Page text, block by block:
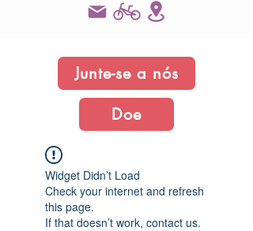
Junte-se a nós
Doe
Widget Didn’t Load
Check your internet and refresh
this page.
If that doesn’t work, contact us.